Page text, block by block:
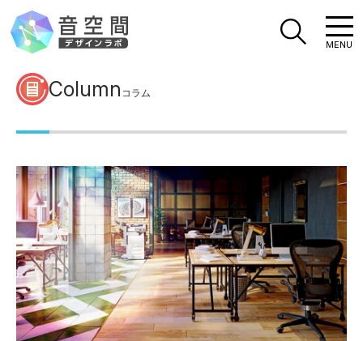
MENU
Column コラム